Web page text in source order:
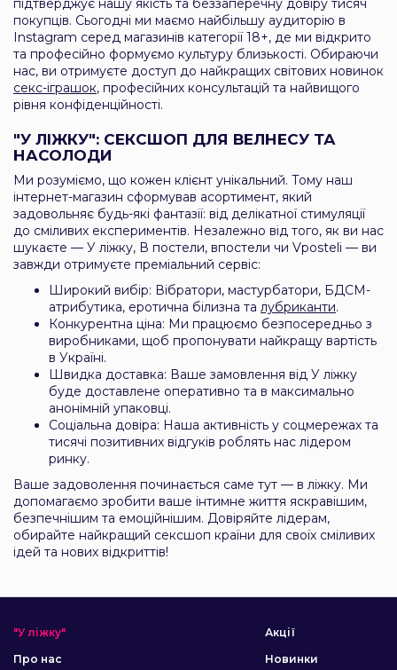
покупців. Сьогодні ми маємо найбільшу аудиторію в
Instagram серед магазинів категорії 18+, де ми відкрито
та професійно формуємо культуру близькості. Обираючи
нас, ви отримуєте доступ до найкращих світових новинок
секс-іграшок, професійних консультацій та найвищого
рівня конфіденційності.
"У ЛІЖКУ": СЕКСШОП ДЛЯ ВЕЛНЕСУ ТА
НАСОЛОДИ
Ми розуміємо, що кожен клієнт унікальний. Тому наш
інтернет-магазин сформував асортимент, який
задовольняє будь-які фантазії: від делікатної стимуляції
до сміливих експериментів. Незалежно від того, як ви нас
шукаєте — У ліжку, В постели, впостели чи Vposteli — ви
завжди отримуєте преміальний сервіс:
Широкий вибір: Вібратори, мастурбатори, БДСМ-
атрибутика, еротична білизна та лубриканти.
Конкурентна ціна: Ми працюємо безпосередньо з
виробниками, щоб пропонувати найкращу вартість
в Україні.
Швидка доставка: Ваше замовлення від У ліжку
буде доставлене оперативно та в максимально
анонімній упаковці.
Соціальна довіра: Наша активність у соцмережах та
тисячі позитивних відгуків роблять нас лідером
ринку.
Ваше задоволення починається саме тут — в ліжку. Ми
допомагаємо зробити ваше інтимне життя яскравішим,
безпечнішим та емоційнішим. Довіряйте лідерам,
обирайте найкращий сексшоп країни для своїх сміливих
ідей та нових відкриттів!
"У ліжку"
Про нас
Акції
Новинки